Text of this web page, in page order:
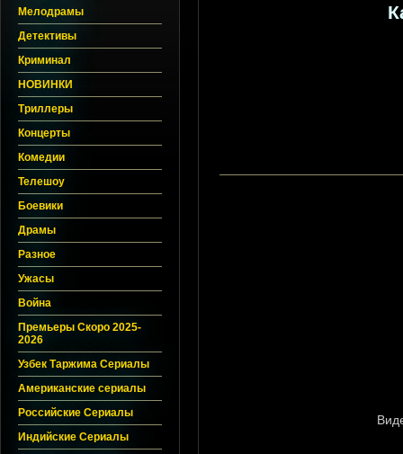
Мелодрамы
Детективы
Криминал
НОВИНКИ
Триллеры
Концерты
Комедии
Телешоу
Боевики
Драмы
Разное
Ужасы
Война
Премьеры Скоро 2025-
2026
Узбек Таржима Сериалы
Американские сериалы
Российские Сериалы
Индийские Сериалы